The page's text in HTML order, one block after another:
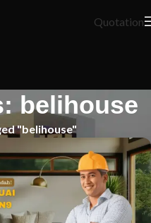
Quotation
belihouse
"belihouse"